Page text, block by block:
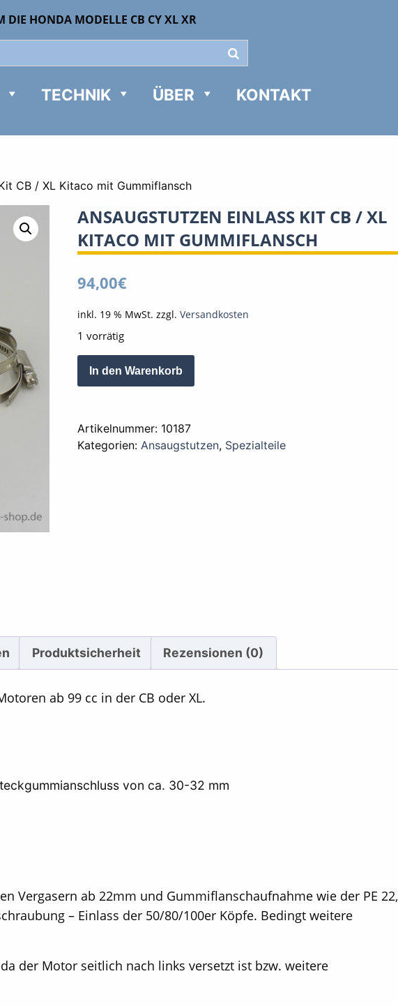
DIE HONDA MODELLE CB CY XL XR
TECHNIK ÜBER KONTAKT
CB / XL Kitaco mit Gummiflansch
ANSAUGSTUTZEN EINLASS KIT CB / XL
KITACO MIT GUMMIFLANSCH
94,00€
inkl. 19 % MwSt. zzgl. Versandkosten
1 vorrätig
/
XL
In den Warenkorb
Artikelnummer: 10187
Kategorien: Ansaugstutzen, Spezialteile
Produktsicherheit Rezensionen (0)
ab 99 cc in der CB oder XL.
von ca. 30-32 mm
Vergasern ab 22mm und Gummiflanschaufnahme wie der PE 22,
– Einlass der 50/80/100er Köpfe. Bedingt weitere
der Motor seitlich nach links versetzt ist bzw. weitere